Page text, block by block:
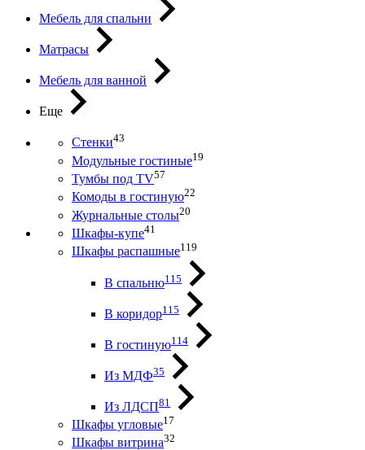
Мебель для спальни
Матрасы
Мебель для ванной
Еще
Стенки43
Модульные гостиные19
Тумбы под ТV57
Комоды в гостиную22
Журнальные столы20
Шкафы-купе41
Шкафы распашные119
В спальню115
В коридор115
В гостиную114
Из МДФ35
Из ЛДСП81
Шкафы угловые17
Шкафы витрина32